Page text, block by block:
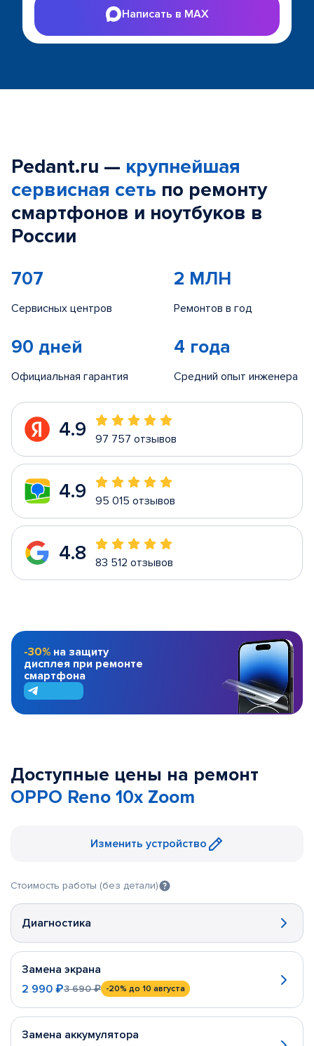
Написать в MAX
Pedant.ru — крупнейшая
сервисная сеть по ремонту
смартфонов и ноутбуков в
России
707
Сервисных центров
2 МЛН
Ремонтов в год
90 дней
Официальная гарантия
4 года
Средний опыт инженера
4.9 97 757 отзывов
4.9 95 015 отзывов
4.8 83 512 отзывов
-30% на защиту
дисплея при ремонте
смартфона
Доступные цены на ремонт
OPPO Reno 10x Zoom
Изменить устройство
Стоимость работы (без детали)
Диагностика
Замена экрана
2 990 ₽3 690 ₽ -20% до 10 августа
Замена аккумулятора